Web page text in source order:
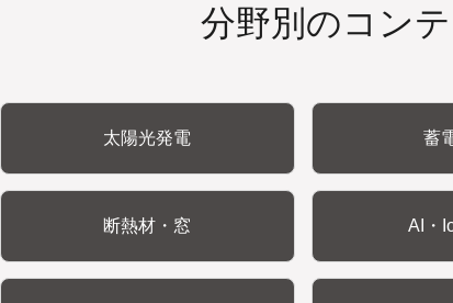
分野別のコン
太陽光発電 蓄
断熱材・窓 AI・